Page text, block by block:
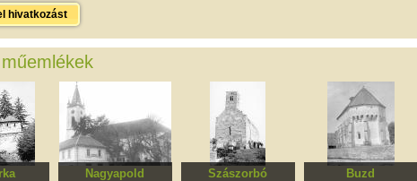
hivatkozást
Nagyapold
Szászorbó
Buzd